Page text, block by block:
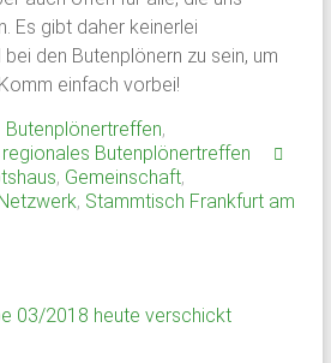
Es gibt daher keinerlei
den Butenplönern zu sein, um
einfach vorbei!
Butenplönertreffen,
regionales Butenplönertreffen
, Gemeinschaft,
, Stammtisch Frankfurt am
03/2018 heute verschickt